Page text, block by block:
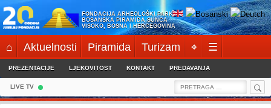
Skip
to
content
FONDACIJA ARHEOLOŠKI PARK:
BOSANSKA PIRAMIDA SUNCA
VISOKO, BOSNA I HERCEGOVINA
⌂ Aktuelnosti Piramida Turizam ⌖ ☰
PREZENTACIJE LJEKOVITOST KONTAKT PREDAVANJA
LIVE TV
Search
for: